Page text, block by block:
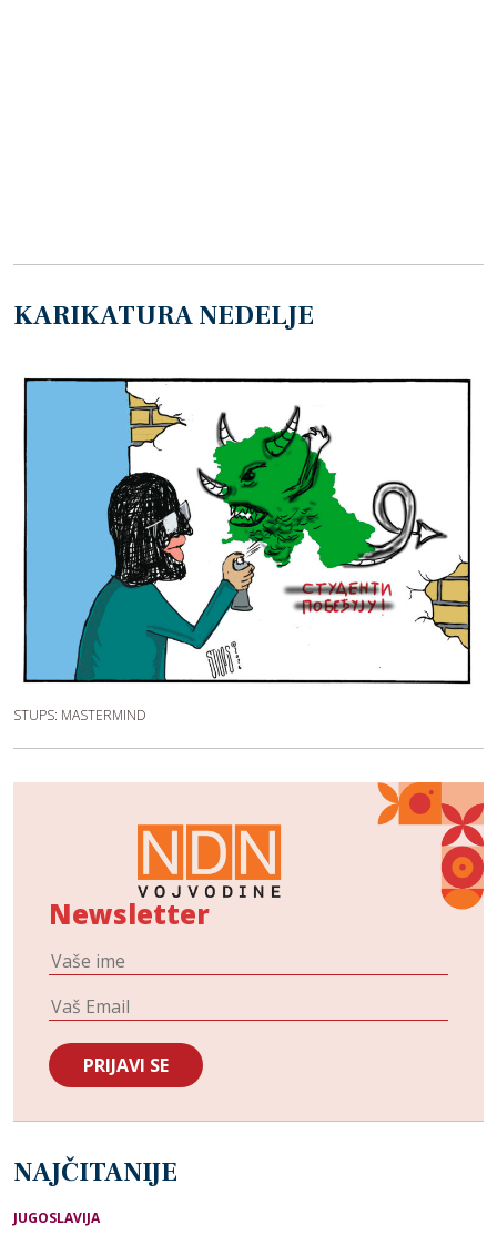
KARIKATURA NEDELJE
STUPS: MASTERMIND
Newsletter
NAJČITANIJE
JUGOSLAVIJA